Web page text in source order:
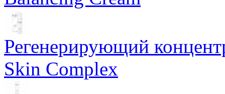
Регенерирующий
Skin Complex